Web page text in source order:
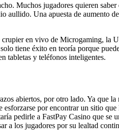
Muchos jugadores quieren
Una apuesta de aumento
en vivo de Microgaming, la
tiene éxito en teoría porque
tabletas y teléfonos inteligentes.
abiertos, por otro lado. Ya que
por encontrar un sitio
pedirle a FastPay Casino que se
a los jugadores por su lealtad